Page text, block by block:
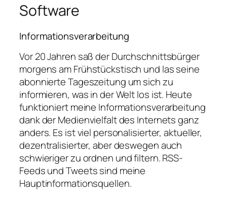
Software
Informationsverarbeitung
Vor 20 Jahren saß der Durchschnittsbürger
morgens am Frühstückstisch und las seine
abonnierte Tageszeitung um sich zu
informieren, was in der Welt los ist. Heute
funktioniert meine Informationsverarbeitung
dank der Medienvielfalt des Internets ganz
anders. Es ist viel personalisierter, aktueller,
dezentralisierter, aber deswegen auch
schwieriger zu ordnen und filtern. RSS-
Feeds und Tweets sind meine
Hauptinformationsquellen.